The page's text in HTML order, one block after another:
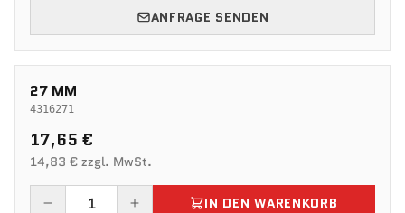
ANFRAGE SENDEN
27 MM
4316271
17,65 €
14,83 € zzgl. MwSt.
IN DEN WARENKORB